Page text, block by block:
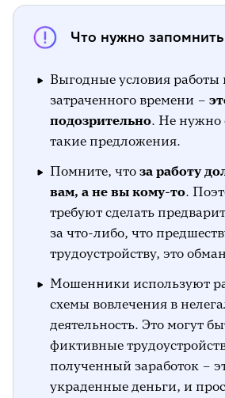
Что нужно запомнить
Выгодные условия
затраченного времени –
подозрительно. Не нужно
такие предложения.
Помните, что за работу
вам, а не вы кому-то.
требуют сделать
за что-либо, что
трудоустройству, это
Мошенники используют
схемы вовлечения в
деятельность. Это могут
фиктивные
полученный заработок –
украденные деньги, и